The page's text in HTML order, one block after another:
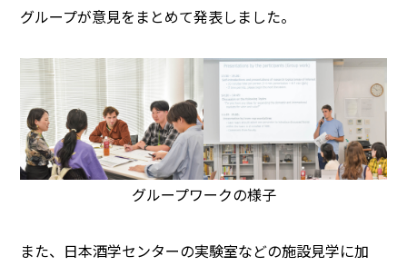
グループが意見をまとめて発表しました。
グループワークの様子
また、日本酒学センターの実験室などの施設見学に加